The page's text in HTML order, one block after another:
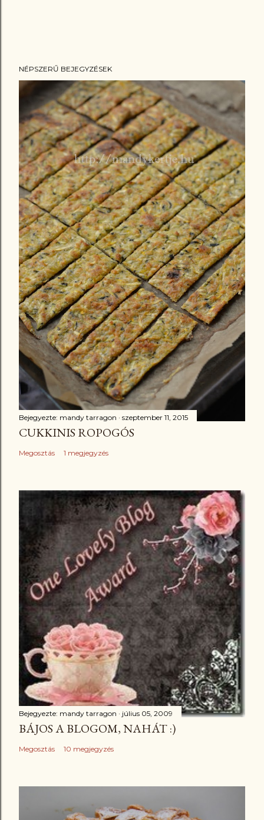
NÉPSZERŰ BEJEGYZÉSEK
Bejegyezte: mandy tarragon szeptember 11, 2015
CUKKINIS ROPOGÓS
Megosztás 1 megjegyzés
Bejegyezte: mandy tarragon július 05, 2009
BÁJOS A BLOGOM, NAHÁT :)
Megosztás 10 megjegyzés